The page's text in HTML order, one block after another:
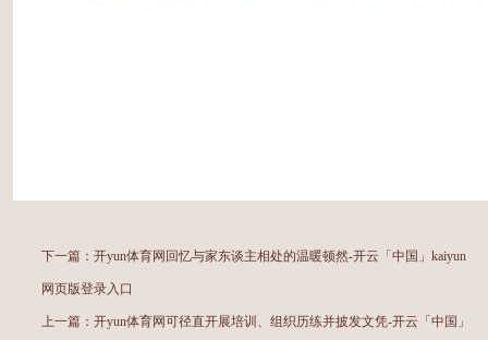
下一篇： 开yun体育网回忆与家东谈主相处的温暖顿然-开云「中国」kaiyun
网页版登录入口
上一篇： 开yun体育网可径直开展培训、组织历练并披发文凭-开云「中国」